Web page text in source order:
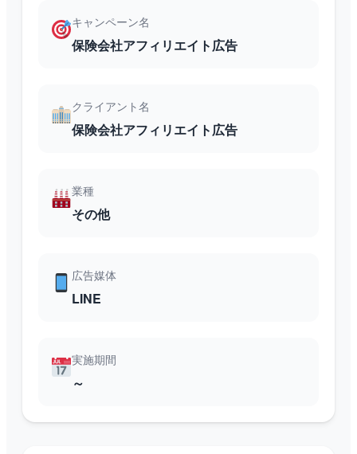
キャンペーン名
保険会社アフィリエイト広告
クライアント名
保険会社アフィリエイト広告
業種
その他
広告媒体
LINE
実施期間
～